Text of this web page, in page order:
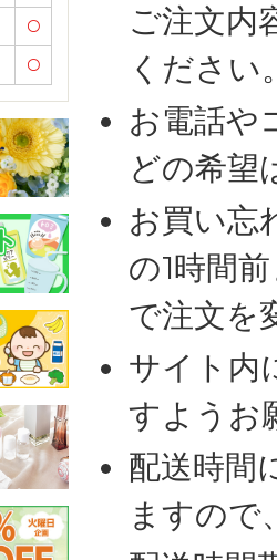
〇
〇
ご注文内
ください
お電話や
どの希望
お買い忘
の1時間
で注文を
サイト内
すようお
配送時間
ますので